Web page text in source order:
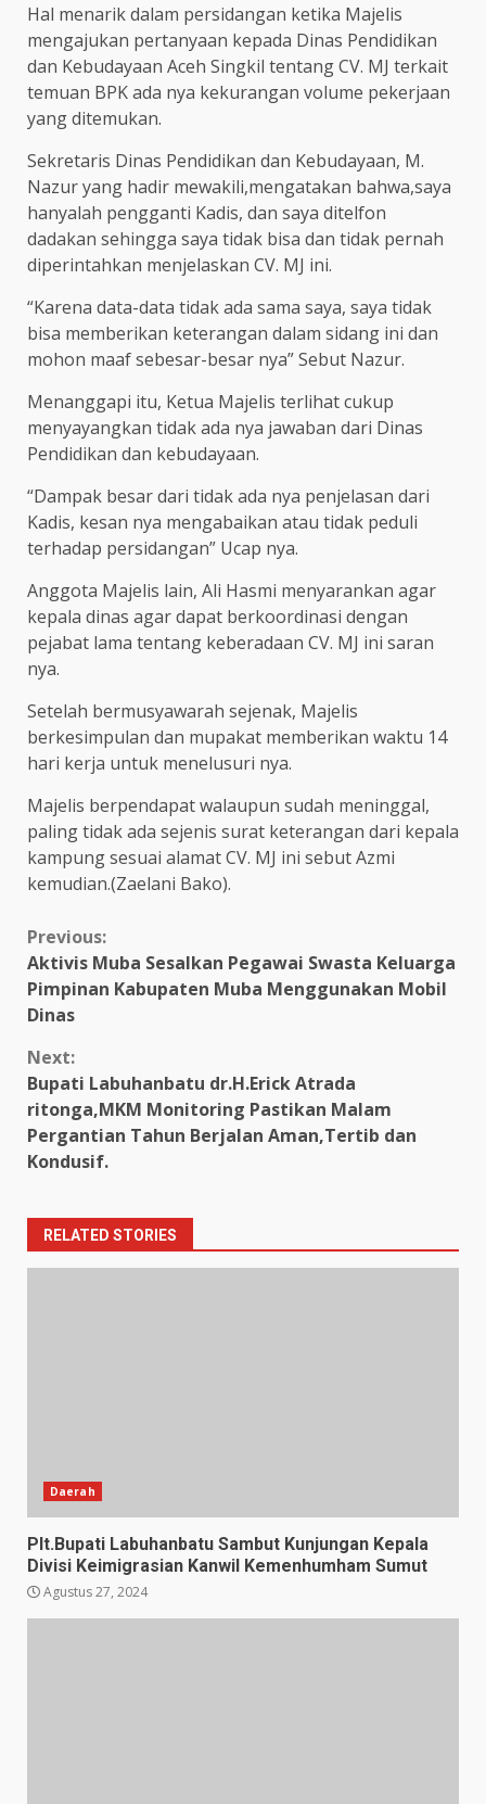
Hal menarik dalam persidangan ketika Majelis
mengajukan pertanyaan kepada Dinas Pendidikan
dan Kebudayaan Aceh Singkil tentang CV. MJ terkait
temuan BPK ada nya kekurangan volume pekerjaan
yang ditemukan.
Sekretaris Dinas Pendidikan dan Kebudayaan, M.
Nazur yang hadir mewakili,mengatakan bahwa,saya
hanyalah pengganti Kadis, dan saya ditelfon
dadakan sehingga saya tidak bisa dan tidak pernah
diperintahkan menjelaskan CV. MJ ini.
“Karena data-data tidak ada sama saya, saya tidak
bisa memberikan keterangan dalam sidang ini dan
mohon maaf sebesar-besar nya” Sebut Nazur.
Menanggapi itu, Ketua Majelis terlihat cukup
menyayangkan tidak ada nya jawaban dari Dinas
Pendidikan dan kebudayaan.
“Dampak besar dari tidak ada nya penjelasan dari
Kadis, kesan nya mengabaikan atau tidak peduli
terhadap persidangan” Ucap nya.
Anggota Majelis lain, Ali Hasmi menyarankan agar
kepala dinas agar dapat berkoordinasi dengan
pejabat lama tentang keberadaan CV. MJ ini saran
nya.
Setelah bermusyawarah sejenak, Majelis
berkesimpulan dan mupakat memberikan waktu 14
hari kerja untuk menelusuri nya.
Majelis berpendapat walaupun sudah meninggal,
paling tidak ada sejenis surat keterangan dari kepala
kampung sesuai alamat CV. MJ ini sebut Azmi
kemudian.(Zaelani Bako).
Continue
Reading
Previous:
Aktivis Muba Sesalkan Pegawai Swasta Keluarga
Pimpinan Kabupaten Muba Menggunakan Mobil
Dinas
Next:
Bupati Labuhanbatu dr.H.Erick Atrada
ritonga,MKM Monitoring Pastikan Malam
Pergantian Tahun Berjalan Aman,Tertib dan
Kondusif.
RELATED STORIES
Daerah
Plt.Bupati Labuhanbatu Sambut Kunjungan Kepala
Divisi Keimigrasian Kanwil Kemenhumham Sumut
Agustus 27, 2024